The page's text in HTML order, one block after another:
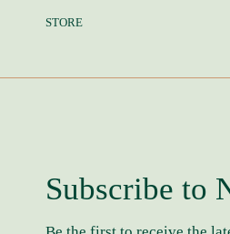
STORE
Subscribe to